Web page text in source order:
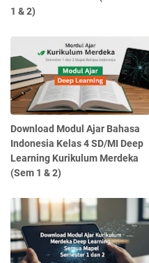
1 & 2)
Download Modul Ajar Bahasa
Indonesia Kelas 4 SD/MI Deep
Learning Kurikulum Merdeka
(Sem 1 & 2)